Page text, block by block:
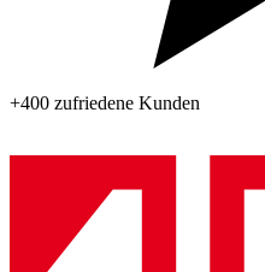
+400 zufriedene Kunden